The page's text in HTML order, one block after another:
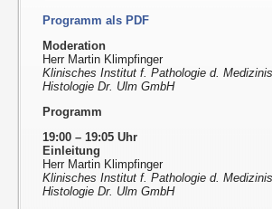
Programm als PDF
Moderation
Herr Martin Klimpfinger
Klinisches Institut f. Pathologie d.
Histologie Dr. Ulm GmbH
Programm
19:00 – 19:05 Uhr
Einleitung
Herr Martin Klimpfinger
Klinisches Institut f. Pathologie d.
Histologie Dr. Ulm GmbH